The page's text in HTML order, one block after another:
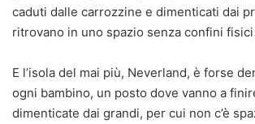
caduti dalle carrozzine e dimenticati dai
ritrovano in uno spazio senza confini
E l’isola del mai più, Neverland, è forse
ogni bambino, un posto dove vanno a
dimenticate dai grandi, per cui non c’è